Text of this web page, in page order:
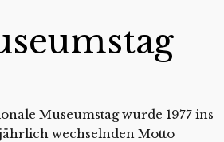
Museumstag wurde 1977 ins
wechselnden Motto